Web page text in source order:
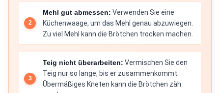
Mehl gut abmessen: Verwenden Sie eine
Küchenwaage, um das Mehl genau abzuwiegen.
Zu viel Mehl kann die Brötchen trocken machen.
Teig nicht überarbeiten: Vermischen Sie den
Teig nur so lange, bis er zusammenkommt.
Übermäßiges Kneten kann die Brötchen zäh